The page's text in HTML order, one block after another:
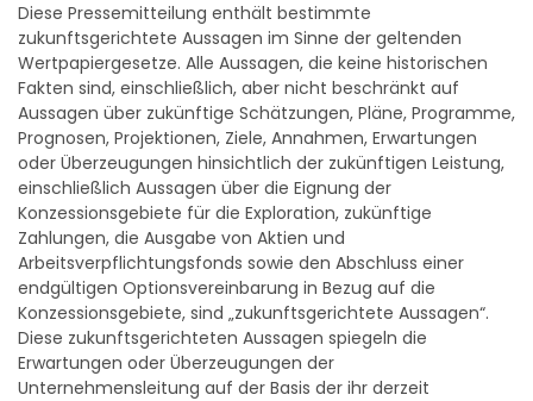
Diese Pressemitteilung enthält bestimmte
zukunftsgerichtete Aussagen im Sinne der geltenden
Wertpapiergesetze. Alle Aussagen, die keine historischen
Fakten sind, einschließlich, aber nicht beschränkt auf
Aussagen über zukünftige Schätzungen, Pläne, Programme,
Prognosen, Projektionen, Ziele, Annahmen, Erwartungen
oder Überzeugungen hinsichtlich der zukünftigen Leistung,
einschließlich Aussagen über die Eignung der
Konzessionsgebiete für die Exploration, zukünftige
Zahlungen, die Ausgabe von Aktien und
Arbeitsverpflichtungsfonds sowie den Abschluss einer
endgültigen Optionsvereinbarung in Bezug auf die
Konzessionsgebiete, sind „zukunftsgerichtete Aussagen“.
Diese zukunftsgerichteten Aussagen spiegeln die
Erwartungen oder Überzeugungen der
Unternehmensleitung auf der Basis der ihr derzeit